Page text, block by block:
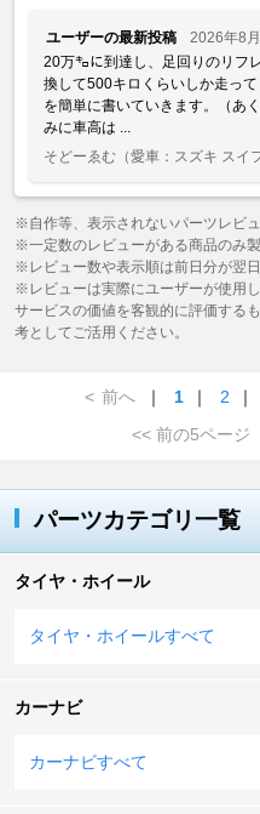
ユーザーの最新投稿
2026年8
20万㌔に到達し、足回りのリフ
換して500キロくらいしか走っ
を簡単に書いていきます。（あ
みに車高は ...
そどーゑむ （愛車：スズキ スイ
※自作等、表示されないパーツレビ
※一定数のレビューがある商品のみ
※レビュー数や表示順は前日分が翌
※レビューは実際にユーザーが使用
サービスの価値を客観的に評価する
考としてご活用ください。
< 前へ ｜ 1 ｜ 2 ｜
<< 前の5ページ
パーツカテゴリ一覧
タイヤ・ホイール
タイヤ・ホイールすべて
カーナビ
カーナビすべて